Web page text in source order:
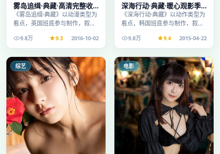
雾岛追缉·典藏·高清完整收
录适合周末一口气刷完
《雾岛追缉·典藏》以动漫类型为
看点，英国班底参与制作，叙事
观看。
9.8万 9.3 2016-10-02
深海行动·典藏·暖心观影季
口碑发酵持续升温
《深海行动·典藏》以动作类型为
看点，韩国班底参与制作，叙事
观看。
9.8万 9.4 2015-04-22
综艺 电影